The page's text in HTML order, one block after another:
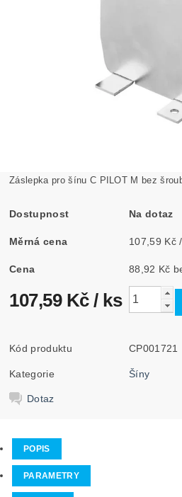
Záslepka pro šínu C PILOT M bez
Dostupnost Na dotaz
Měrná cena 107,59 Kč
Cena
107,59 Kč/ ks
Kód produktu CP001721
Kategorie Šíny
Dotaz
POPIS
PARAMETRY